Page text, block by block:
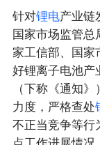
针对锂电产业链
国家市场监管总
家工信部、国
好锂离子电池产
（下称《通知
力度，严格查处
不正当竞争等行